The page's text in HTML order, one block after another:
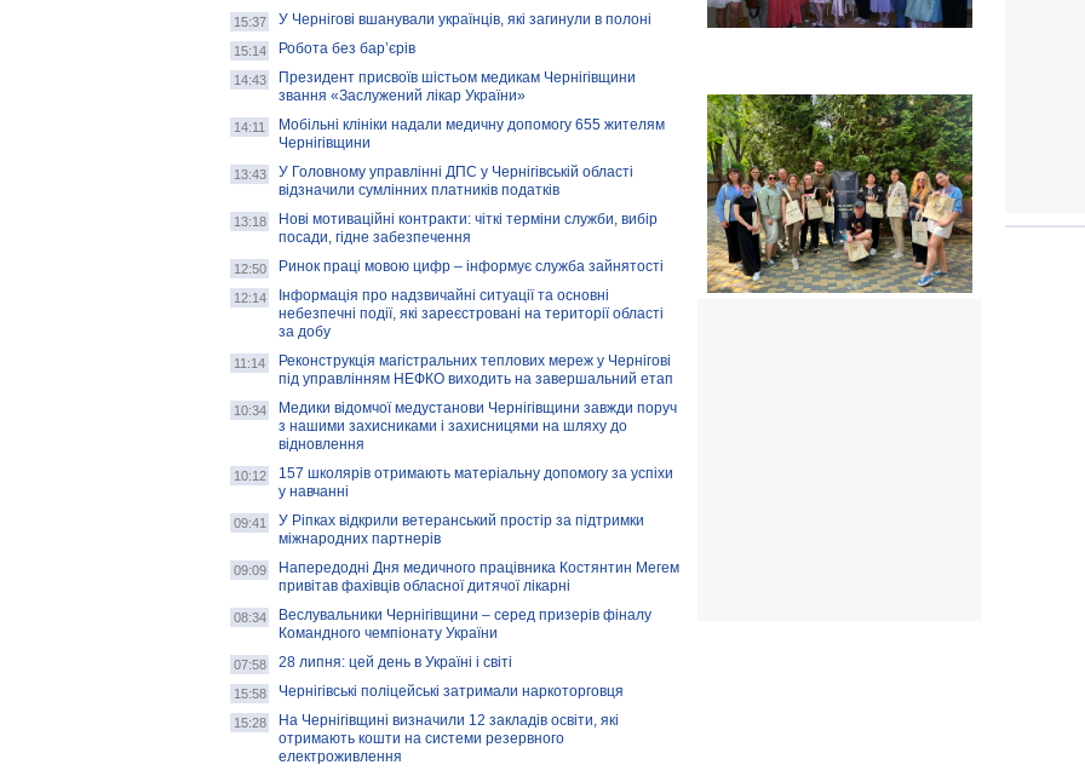
Золота тварина: видання Forbes
написало про чернігівця Патрона: хто і
скільки на ньому заробляє? І куди
витрачають?
15:37 У Чернігові вшанували українців, які загинули в полоні
15:14 Робота без бар’єрів
14:43
Президент присвоїв шістьом медикам Чернігівщини
звання «Заслужений лікар України»
14:11
Мобільні клініки надали медичну допомогу 655 жителям
Чернігівщини
13:43
У Головному управлінні ДПС у Чернігівській області
відзначили сумлінних платників податків
13:18
Нові мотиваційні контракти: чіткі терміни служби, вибір
посади, гідне забезпечення
12:50 Ринок праці мовою цифр – інформує служба зайнятості
12:14
Інформація про надзвичайні ситуації та основні
небезпечні події, які зареєстровані на території області
за добу
11:14
Реконструкція магістральних теплових мереж у Чернігові
під управлінням НЕФКО виходить на завершальний етап
10:34
Медики відомчої медустанови Чернігівщини завжди поруч
з нашими захисниками і захисницями на шляху до
відновлення
10:12
157 школярів отримають матеріальну допомогу за успіхи
у навчанні
09:41
У Ріпках відкрили ветеранський простір за підтримки
міжнародних партнерів
09:09
Напередодні Дня медичного працівника Костянтин Мегем
привітав фахівців обласної дитячої лікарні
08:34
Веслувальники Чернігівщини – серед призерів фіналу
Командного чемпіонату України
07:58 28 липня: цей день в Україні і світі
15:58 Чернігівські поліцейські затримали наркоторговця
15:28
На Чернігівщині визначили 12 закладів освіти, які
отримають кошти на системи резервного
електроживлення